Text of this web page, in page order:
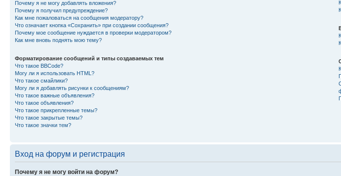
Почему я не могу добавлять вложения?
Почему я получил предупреждение?
Как мне пожаловаться на сообщения модератору?
Что означает кнопка «Сохранить» при создании сообщения?
Почему мое сообщение нуждается в проверки модератором?
Как мне вновь поднять мою тему?
Форматирование сообщений и типы создаваемых тем
Что такое BBCode?
Могу ли я использовать HTML?
Что такое смайлики?
Могу ли я добавлять рисунки к сообщениям?
Что такое важные объявления?
Что такое объявления?
Что такое прикрепленные темы?
Что такое закрытые темы?
Что такое значки тем?
Вход на форум и регистрация
Почему я не могу войти на форум?